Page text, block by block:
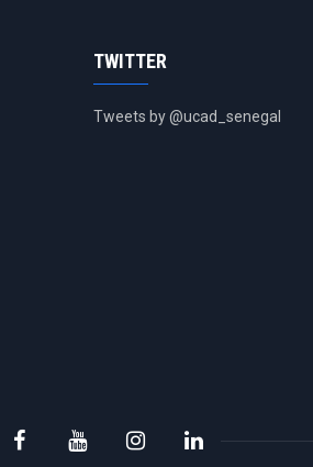
TWITTER
Tweets by @ucad_senegal